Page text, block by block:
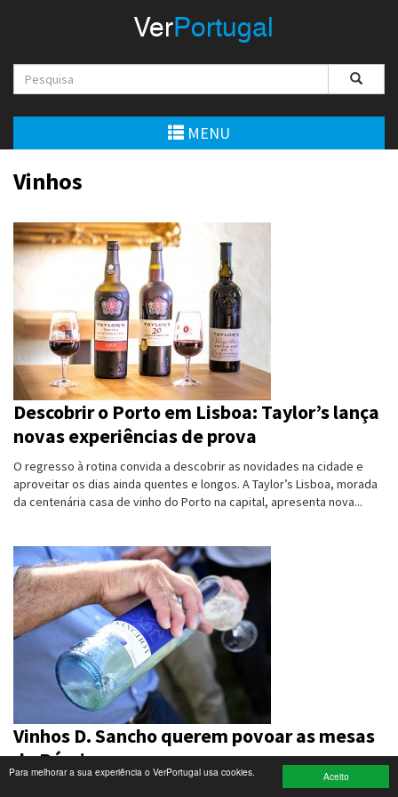
Aceito
Para melhorar a sua experiência o VerPortugal usa cookies.
Empreendedorismo
Construção e Imobiliário
Cultura e Educação
Economia
Gastronomia
Telecomunicações
Turismo e Lazer
Desporto
Electrónica e Informática
Saúde
Banca e Seguros
Moda e Design
Ciência e Investigação
Multimédia
Sugestões
VerPortugal
MENU
Vinhos
Descobrir o Porto em Lisboa: Taylor’s lança
novas experiências de prova
O regresso à rotina convida a descobrir as novidades na cidade e
aproveitar os dias ainda quentes e longos. A Taylor’s Lisboa, morada
da centenária casa de vinho do Porto na capital, apresenta nova...
Vinhos D. Sancho querem povoar as mesas
da Rússia
A Frutivinhos vai fazer embarcar, na próxima semana, rumo à antiga